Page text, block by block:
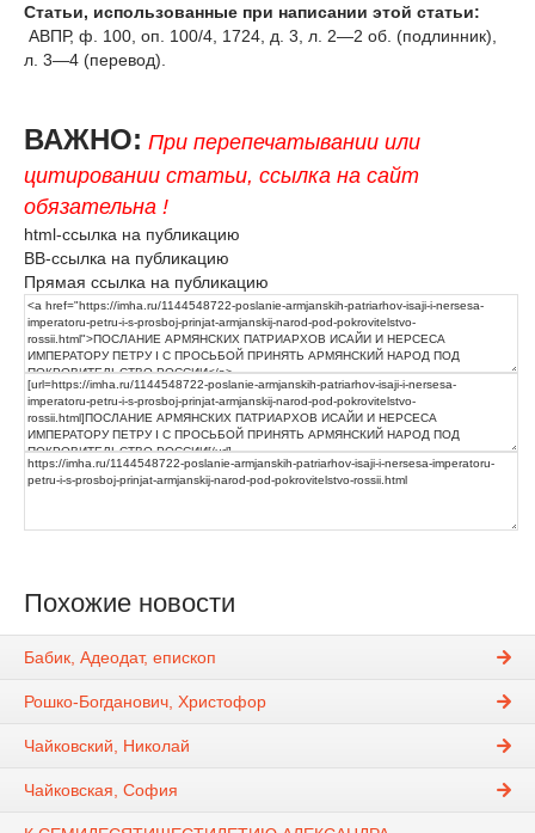
Статьи, использованные при написании этой статьи:
АВПР, ф. 100, оп. 100/4, 1724, д. 3, л. 2—2 об. (подлинник),
л. 3—4 (перевод).
ВАЖНО: При перепечатывании или
цитировании статьи, ссылка на сайт
обязательна !
html-ссылка на публикацию
BB-ссылка на публикацию
Прямая ссылка на публикацию
Похожие новости
Бабик, Адеодат, епископ
Рошко-Богданович, Христофор
Чайковский, Николай
Чайковская, София